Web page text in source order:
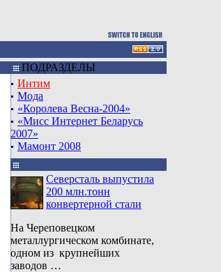
ПОДРАЗДЕЛЫ
Интим
Мода
«Королева Весна-2004»
«Мисс Интернет Беларусь
2007»
Мамонт 2008
Северсталь выпустила
200 млн.тонн
конвертерной стали
На Череповецком
металлургическом комбинате,
одном из крупнейших
заводов …